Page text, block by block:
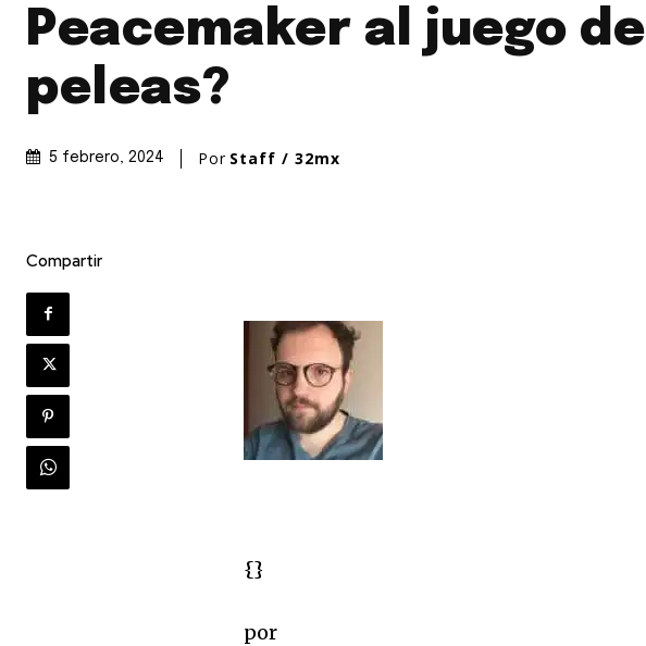
Peacemaker al juego de
peleas?
5 febrero, 2024 Por Staff / 32mx
Compartir
{}
por